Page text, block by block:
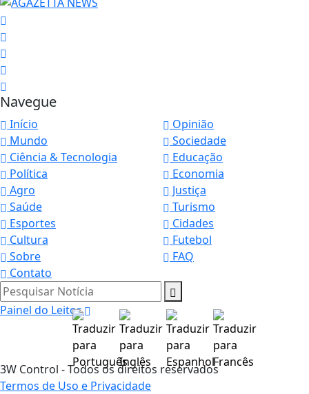
Navegue
Início
Opinião
Mundo
Sociedade
Ciência & Tecnologia
Educação
Política
Economia
Agro
Justiça
Saúde
Turismo
Esportes
Cidades
Cultura
Futebol
Sobre
FAQ
Contato
Pesquisar Notícia
Painel do Leitor
3W Control - Todos os direitos reservados
Termos de Uso e Privacidade
Termos de Uso e Privacidade